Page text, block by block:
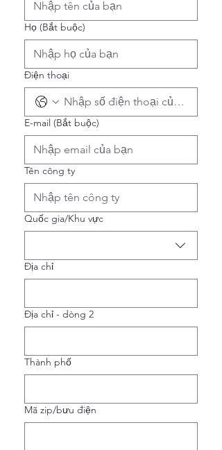
Họ (Bắt buộc)
Điện thoại
E-mail (Bắt buộc)
Tên công ty
Địa chỉ nhiều dòng
Quốc gia/Khu vực
Địa chỉ
Địa chỉ - dòng 2
Thành phố
Mã zip/bưu điện